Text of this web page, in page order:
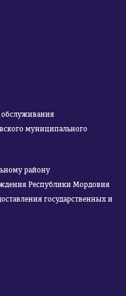
муниципального
району
Республики Мордовия
государственных и